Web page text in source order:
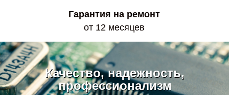
Гарантия на ремонт
от 12 месяцев
Качество, надежность,
профессионализм